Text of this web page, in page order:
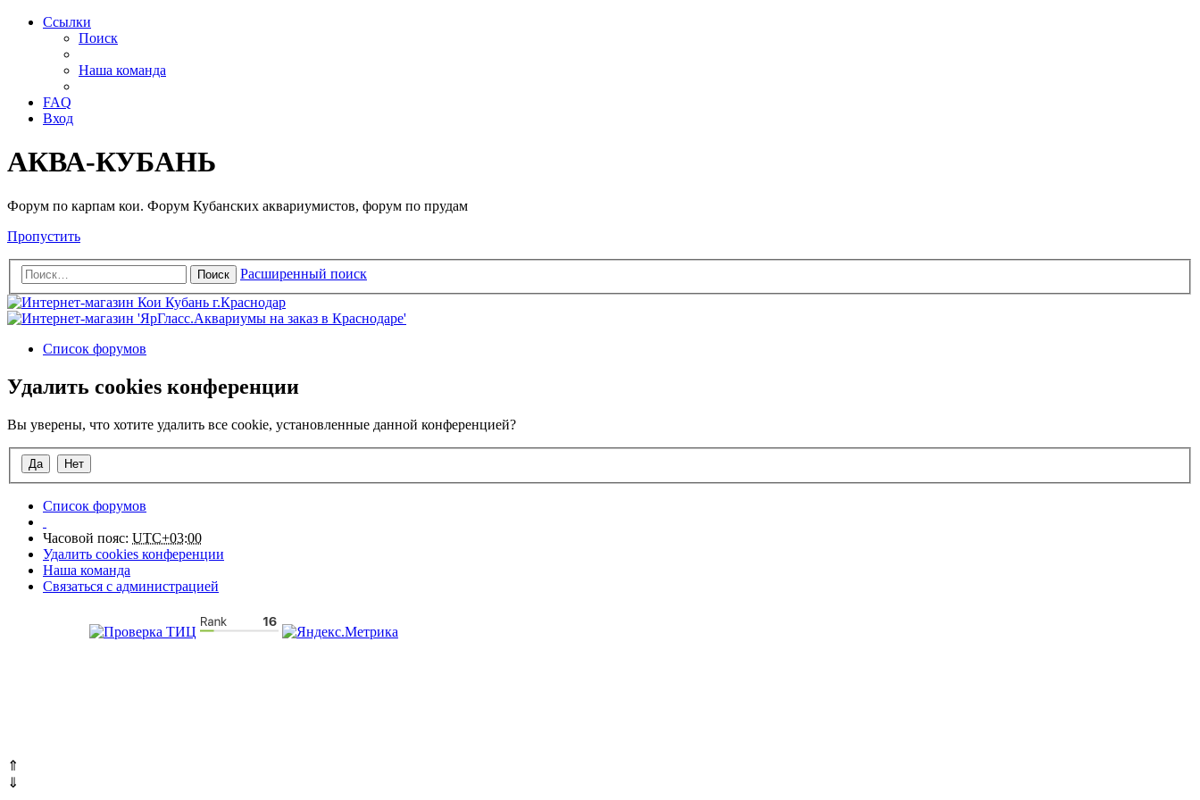
Ссылки
Поиск
Наша команда
FAQ
Вход
АКВА-КУБАНЬ
Форум по карпам кои. Форум Кубанских аквариумистов, форум по прудам
Пропустить
Поиск Расширенный поиск
Список форумов
Удалить cookies конференции
Вы уверены, что хотите удалить все cookie, установленные данной конференцией?
Список форумов
Часовой пояс: UTC+03:00
Удалить cookies конференции
Наша команда
Связаться с администрацией
⇑
⇓